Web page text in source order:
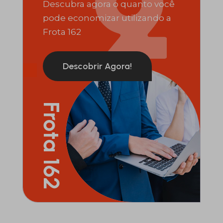
Frota 162
Descubra agora o quanto você
pode economizar utilizando a
Frota 162
Descobrir Agora!